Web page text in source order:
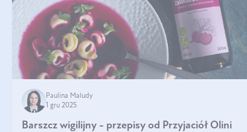
Paulina Maludy
1 gru 2025
Barszcz wigilijny - przepisy od Przyjaciół Olini